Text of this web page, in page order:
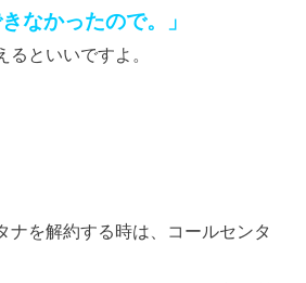
なかったので。」
るといいですよ。
ナを解約する時は、コールセンタ